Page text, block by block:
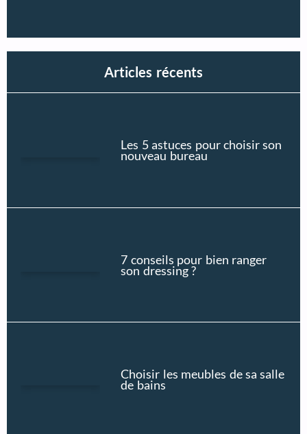
Articles récents
Les 5 astuces pour choisir son
nouveau bureau
7 conseils pour bien ranger
son dressing ?
Choisir les meubles de sa salle
de bains